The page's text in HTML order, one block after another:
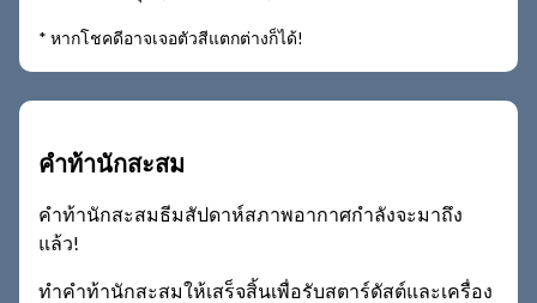
* หากโชคดีอาจเจอตัวสีแตกต่างก็ได้!
คำท้านักสะสม
คำท้านักสะสมธีมสัปดาห์สภาพอากาศกำลังจะมาถึง
แล้ว!
ทำคำท้านักสะสมให้เสร็จสิ้นเพื่อรับสตาร์ดัสต์และเครื่อง